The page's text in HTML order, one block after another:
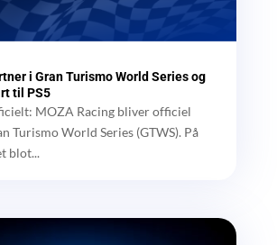
i Gran Turismo World Series og
til PS5
MOZA Racing bliver officiel
Turismo World Series (GTWS). På
blot...